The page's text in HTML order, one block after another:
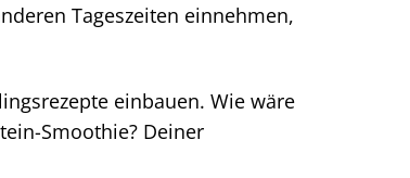
Tageszeiten einnehmen,
einbauen. Wie wäre
Smoothie? Deiner